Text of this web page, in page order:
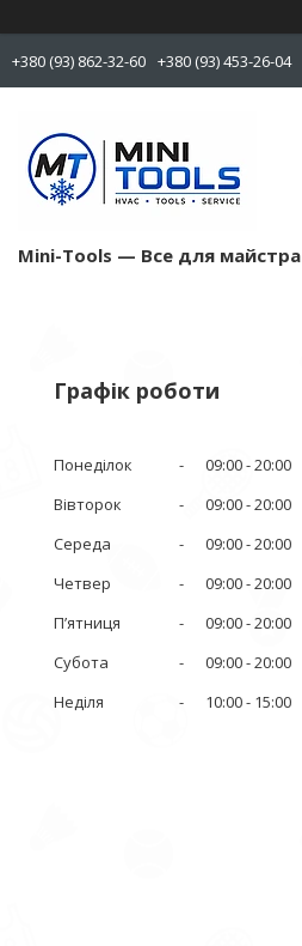
+380 (93) 862-32-60 +380 (93) 453-26-04
Mini-Tools — Все для майстра
Графік роботи
Понеділок 09:00 20:00
Вівторок
09:00 20:00
Середа
09:00 20:00
Четвер
09:00 20:00
Пʼятниця
09:00 20:00
Субота
09:00 20:00
Неділя
10:00 15:00